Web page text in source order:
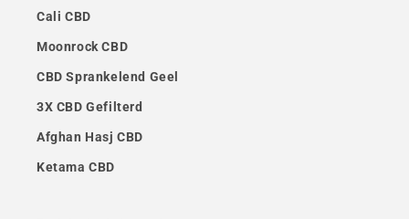
Cali CBD
Moonrock CBD
CBD Sprankelend Geel
3X CBD Gefilterd
Afghan Hasj CBD
Ketama CBD